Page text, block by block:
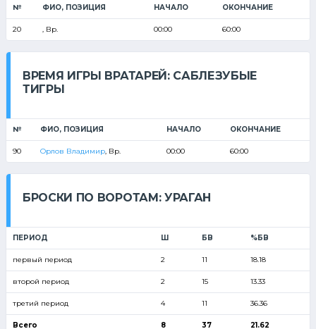
№ ФИО, ПОЗИЦИЯ НАЧАЛО ОКОНЧАНИЕ
20 , Вр. 00:00 60:00
ВРЕМЯ ИГРЫ ВРАТАРЕЙ: САБЛЕЗУБЫЕ
ТИГРЫ
№ ФИО, ПОЗИЦИЯ НАЧАЛО ОКОНЧАНИЕ
90 Орлов Владимир, Вр. 00:00 60:00
БРОСКИ ПО ВОРОТАМ: УРАГАН
ПЕРИОД Ш БВ %БВ
первый период 2 11 18.18
второй период 2 15 13.33
третий период 4 11 36.36
Всего 8 37 21.62